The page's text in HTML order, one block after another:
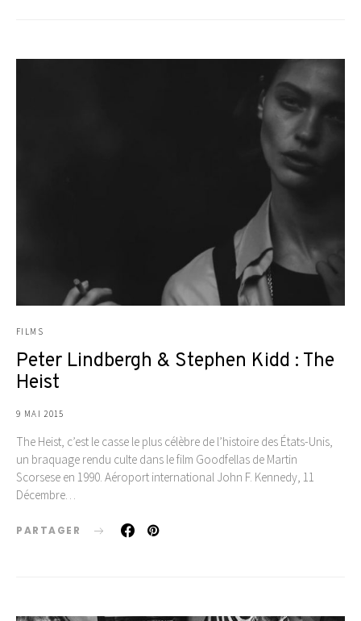
FILMS
Peter Lindbergh & Stephen Kidd : The
Heist
9 MAI 2015
The Heist, c’est le casse le plus célèbre de l’histoire des États-Unis,
un braquage rendu culte dans le film Goodfellas de Martin
Scorsese en 1990. Aéroport international John F. Kennedy, 11
Décembre…
PARTAGER